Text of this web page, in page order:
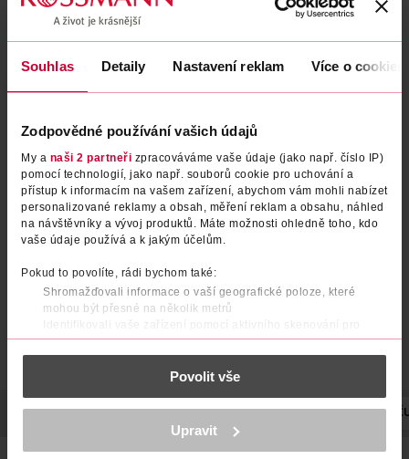
Souhlas Detaily Nastavení reklam Více o cookies
Zodpovědné používání vašich údajů
My a naši 2 partneři zpracováváme vaše údaje (jako např. číslo IP)
pomocí technologií, jako např. souborů cookie pro uchování a
přístup k informacím na vašem zařízení, abychom vám mohli nabízet
personalizované reklamy a obsah, měření reklam a obsahu, náhled
na návštěvníky a vývoj produktů. Máte možnosti ohledně toho, kdo
vaše údaje používá a k jakým účelům.
Pokud to povolíte, rádi bychom také:
Shromažďovali informace o vaší geografické poloze, které
mohou být přesné na několik metrů
Identifikovali vaše zařízení pomocí aktivního skenování pro
konkrétní charakteristiky (otisk prstu)
Zjistěte více o tom, jak zpracováváme vaše osobní údaje, a nastavte
části s podrobnostmi . Svůj souhlas můžete kdykoliv
K provozu stránek, personalizaci obsahu a reklam, funkcí sociálních
médií, analýze návštěvnosti, které mohou nést osobní údaje.
Více najdete vprohlášení o ochraně osobních údajů.
Povolit vše
Upravit
Nehtová kúra pro růst nehtů Miracle
Sally Hansen
179 Kč
DO KOŠÍKU
Obj. č.: 1044126
POPIS POUŽITÍ SLOŽENÍ VÝROBCE/DODAVATEL